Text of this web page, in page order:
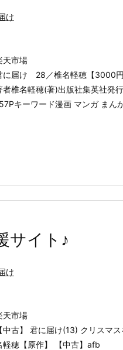
け
天市場
に届け 28／椎名軽穂【3000円
者椎名軽穂(著)出版社集英社発
キーワード漫画 マンガ まん
サイト♪
け
天市場
【中古】 君に届け(13) クリスマ
軽穂【原作】 【中古】afb